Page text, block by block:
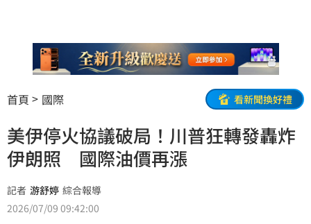
首頁 國際 看新聞換好禮
美伊停火協議破局！川普狂轉發轟炸
伊朗照 國際油價再漲
記者 游舒婷 綜合報導
2026/07/09 09:42:00